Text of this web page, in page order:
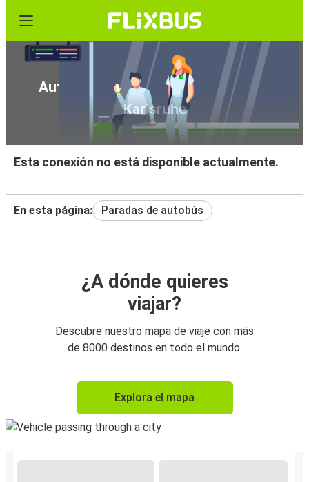
Autobús de Macedo de Cavaleiros a
Karlsruhe
Esta conexión no está disponible actualmente.
En esta página: Paradas de autobús
¿A dónde quieres
viajar?
Descubre nuestro mapa de viaje con más
de 8000 destinos en todo el mundo.
Explora el mapa